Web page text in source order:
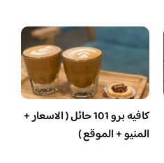
كافيه برو 101 حائل ( الاسعار +
المنيو + الموقع )